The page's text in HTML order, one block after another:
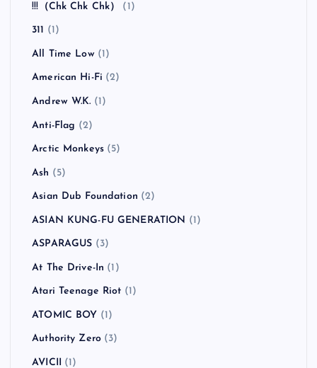
!!!（Chk Chk Chk） (1)
311 (1)
All Time Low(1)
American Hi-Fi (2)
Andrew W.K. (1)
Anti-Flag (2)
Arctic Monkeys (5)
Ash (5)
Asian Dub Foundation (2)
ASIAN KUNG-FU GENERATION (1)
ASPARAGUS (3)
At The Drive-In (1)
Atari Teenage Riot (1)
ATOMIC BOY (1)
Authority Zero (3)
AVICII (1)